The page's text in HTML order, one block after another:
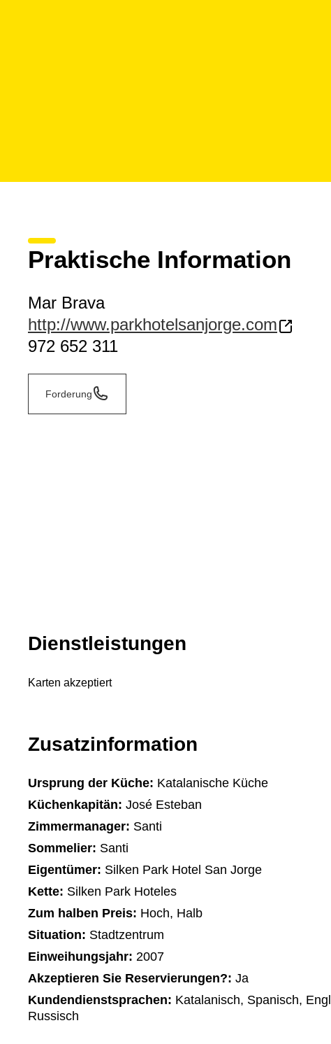
Praktische Information
Mar Brava
http://www.parkhotelsanjorge.com
972 652 311
Forderung
Dienstleistungen
Karten akzeptiert
Zusatzinformation
Ursprung der Küche: Katalanische Küche
Küchenkapitän: José Esteban
Zimmermanager: Santi
Sommelier: Santi
Eigentümer: Silken Park Hotel San Jorge
Kette: Silken Park Hoteles
Zum halben Preis: Hoch, Halb
Situation: Stadtzentrum
Einweihungsjahr: 2007
Akzeptieren Sie Reservierungen?: Ja
Kundendienstsprachen: Katalanisch, Spanisch,
Russisch